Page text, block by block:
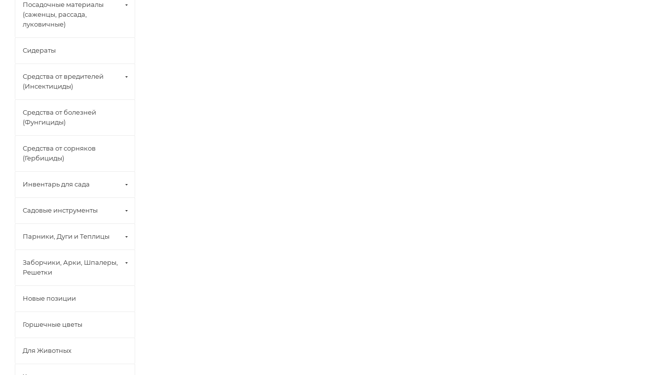
Посадочные материалы
(саженцы, рассада,
луковичные)
Сидераты
Средства от вредителей
(Инсектициды)
Средства от болезней
(Фунгициды)
Средства от сорняков
(Гербициды)
Инвентарь для сада
Садовые инструменты
Парники, Дуги и Теплицы
Заборчики, Арки, Шпалеры,
Решетки
Новые позиции
Горшечные цветы
Для Животных